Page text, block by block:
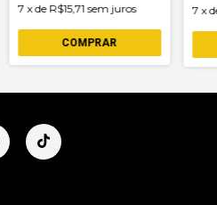
7 xde R$15,71 sem juros 7 x